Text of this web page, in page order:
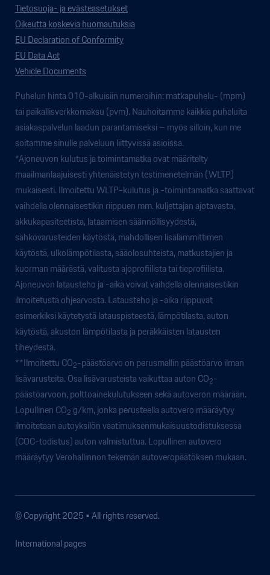
Tietosuoja- ja evästeasetukset
Oikeutta koskevia huomautuksia
EU Declaration of Conformity
EU Data Act
Vehicle Documents
Puhelun hinta 010-alkuisiin numeroihin: matkapuhelu- (mpm)
tai paikallisverkkomaksu (pvm). Nauhoitamme kaikkia puheluita
asiakaspalvelun laadun parantamiseksi – myös silloin, kun me
soitamme sinulle palveluun liittyvissä asioissa.
*Ajoneuvon kulutus ja toimintamatka ovat määritelty
maailmanlaajuisesti yhtenäistetyn testimenetelmän (WLTP)
mukaisesti. Ilmoitettu WLTP-kulutus ja -toimintamatka saattavat
vaihdella olennaisestikin riippuen mm. kuljettajan ajotavasta,
akkukapasiteetista, lataamisen säännöllisyydestä,
sähkövarusteiden käytöstä, mahdollisen lisälämmittimen
käytöstä, ulkolämpötilasta, sääolosuhteista, matkustajien ja
kuorman määrästä, valitusta ajoprofiilista tai tieprofiilista.
Ajoneuvon latausteho ja -aika voivat vaihdella olennaisestikin
ilmoitetusta ohjearvosta. Latausteho ja -aika riippuvat
esimerkiksi käytetystä latauspisteestä, lämpötilasta, auton
käytöstä, akuston lämpötilasta ja peräkkäisten latausten
tiheydestä.
**Ilmoitettu CO2-päästöarvo on perusmallin päästöarvo ilman
lisävarusteita. Osa lisävarusteista vaikuttaa auton CO2-
päästöarvoon, polttoainekulutukseen sekä autoveron määrään.
Lopullinen CO2 g/km, jonka perusteella autovero määräytyy
ilmoitetaan autoyksilön vaatimuksenmukaisuustodistuksessa
(COC-todistus) auton valmistuttua. Lopullinen autovero
määräytyy Verohallinnon tekemän autoveropäätöksen mukaan.
© Copyright 2025 • All rights reserved.
International pages